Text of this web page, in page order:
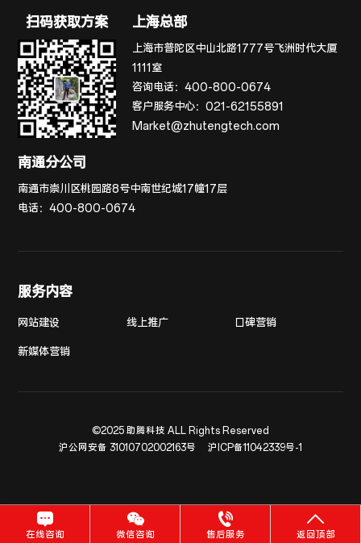
扫码获取方案 上海总部
上海市普陀区中山北路1777号飞洲时代大厦
1111室
咨询电话：400-800-0674
客户服务中心：021-62155891
Market@zhutengtech.com
南通分公司
南通市崇川区桃园路8号中南世纪城17幢17层
电话：400-800-0674
服务内容
网站建设 线上推广 口碑营销
新媒体营销
©2025 助腾科技 ALL Rights Reserved
沪公网安备 31010702002163号
沪ICP备11042339号-1
在线咨询 微信咨询 售后服务 返回顶部